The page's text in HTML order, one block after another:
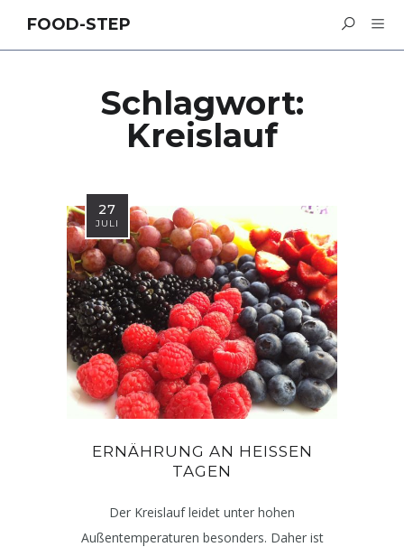
FOOD-STEP
Schlagwort:
Kreislauf
27
JULI
ERNÄHRUNG AN HEISSEN T
AGEN
Der Kreislauf leidet unter hohen
Außentemperaturen besonders. Daher ist